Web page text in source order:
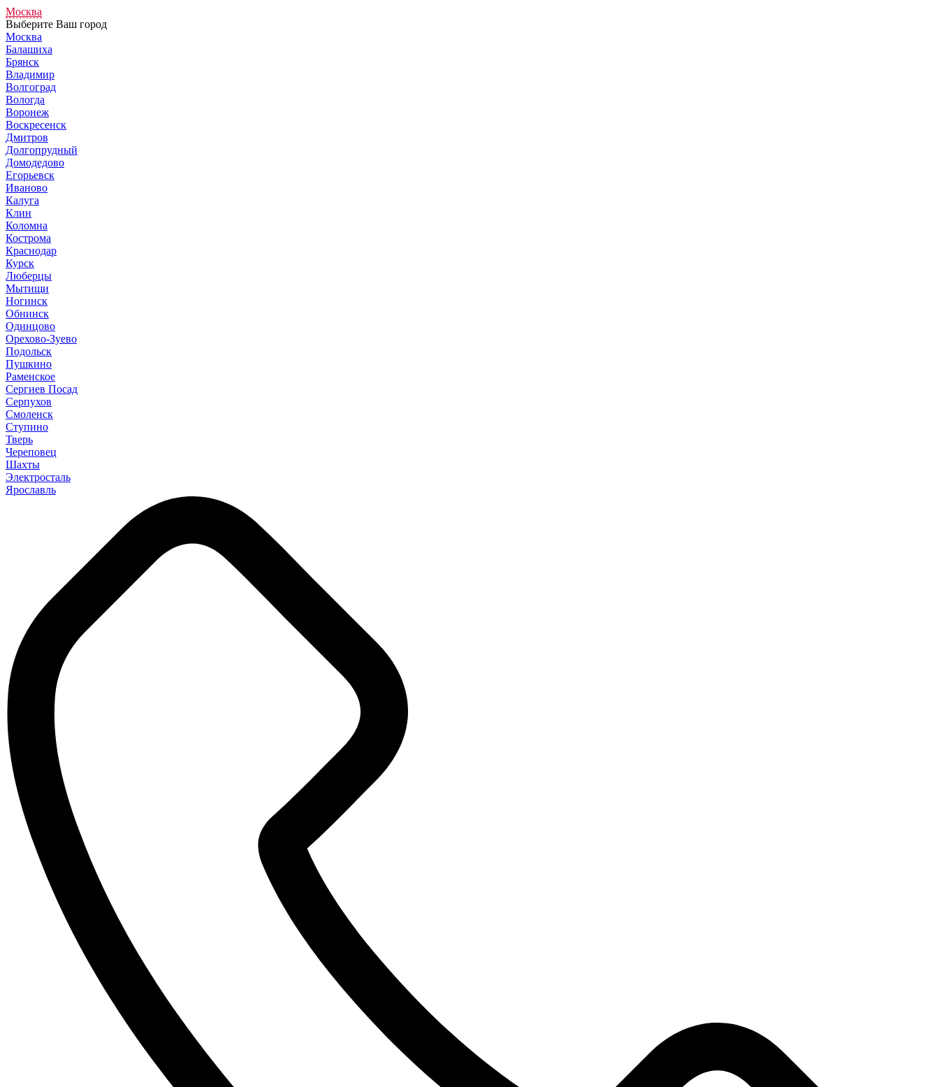
Москва
Выберите Ваш город
Москва
Балашиха
Брянск
Владимир
Волгоград
Вологда
Воронеж
Воскресенск
Дмитров
Долгопрудный
Домодедово
Егорьевск
Иваново
Калуга
Клин
Коломна
Кострома
Краснодар
Курск
Люберцы
Мытищи
Ногинск
Обнинск
Одинцово
Орехово-Зуево
Подольск
Пушкино
Раменское
Сергиев Посад
Серпухов
Смоленск
Ступино
Тверь
Череповец
Шахты
Электросталь
Ярославль